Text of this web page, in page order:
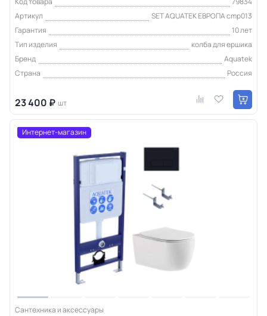
Артикул
SET AQUATEK ЕВРОПА cmp013
Гарантия
10 лет
Тип изделия
колба для ершика
Бренд
Aquatek
Страна
Россия
23 400 ₽ шт
Интернет-магазин
Сантехника и аксессуары